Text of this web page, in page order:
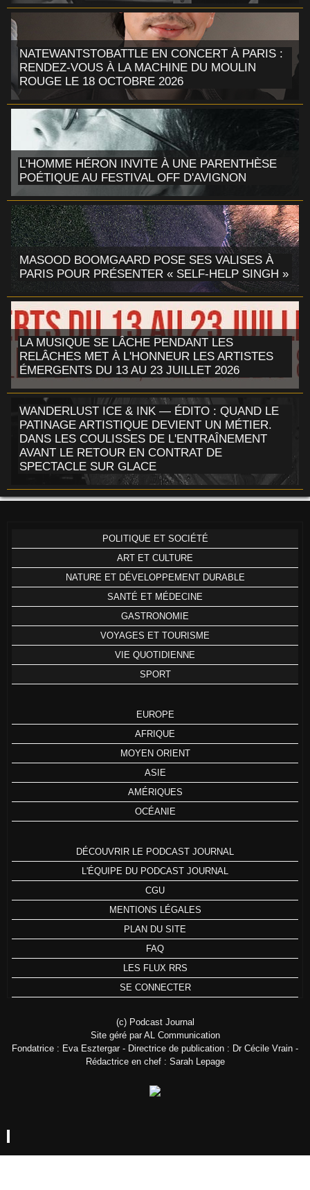
NATEWANTSTOBATTLE EN CONCERT À PARIS :
RENDEZ-VOUS À LA MACHINE DU MOULIN
ROUGE LE 18 OCTOBRE 2026
L'HOMME HÉRON INVITE À UNE PARENTHÈSE
POÉTIQUE AU FESTIVAL OFF D'AVIGNON
MASOOD BOOMGAARD POSE SES VALISES À
PARIS POUR PRÉSENTER « SELF-HELP SINGH »
LA MUSIQUE SE LÂCHE PENDANT LES
RELÂCHES MET À L'HONNEUR LES ARTISTES
ÉMERGENTS DU 13 AU 23 JUILLET 2026
WANDERLUST ICE & INK — ÉDITO : QUAND LE
PATINAGE ARTISTIQUE DEVIENT UN MÉTIER.
DANS LES COULISSES DE L'ENTRAÎNEMENT
AVANT LE RETOUR EN CONTRAT DE
SPECTACLE SUR GLACE
POLITIQUE ET SOCIÉTÉ
ART ET CULTURE
NATURE ET DÉVELOPPEMENT DURABLE
SANTÉ ET MÉDECINE
GASTRONOMIE
VOYAGES ET TOURISME
VIE QUOTIDIENNE
SPORT
EUROPE
AFRIQUE
MOYEN ORIENT
ASIE
AMÉRIQUES
OCÉANIE
DÉCOUVRIR LE PODCAST JOURNAL
L'ÉQUIPE DU PODCAST JOURNAL
CGU
MENTIONS LÉGALES
PLAN DU SITE
FAQ
LES FLUX RRS
SE CONNECTER
(c) Podcast Journal
Site géré par AL Communication
Fondatrice : Eva Esztergar - Directrice de publication : Dr Cécile Vrain -
Rédactrice en chef : Sarah Lepage